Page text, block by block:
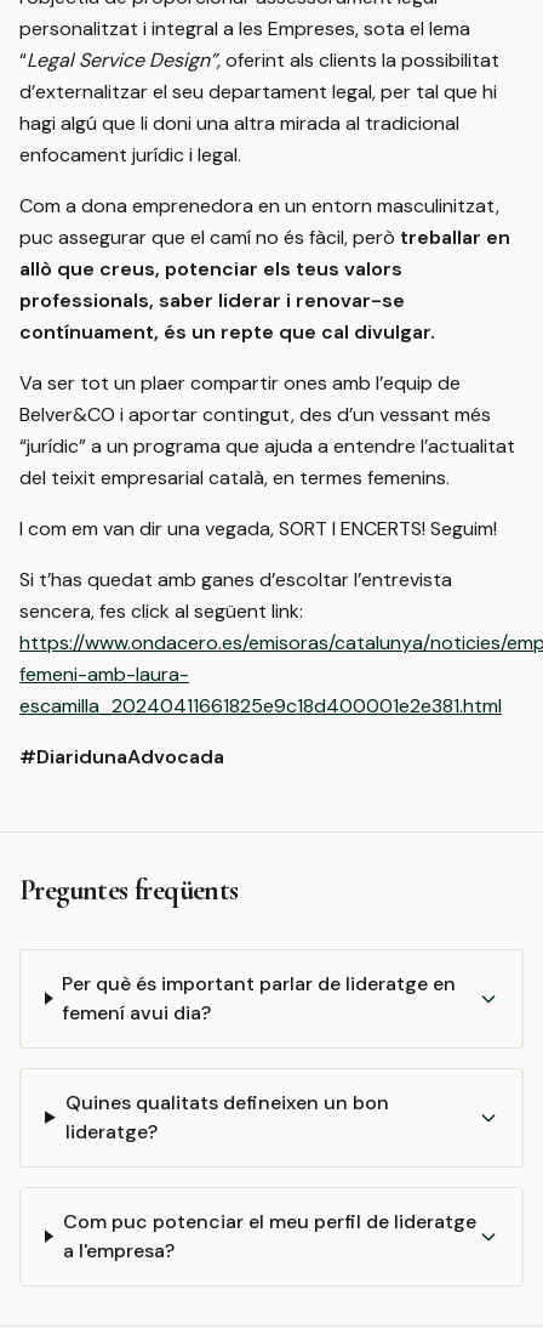
personalitzat i integral a les Empreses, sota el lema
“Legal Service Design”,oferint als clients la possibilitat
d’externalitzar el seu departament legal, per tal que hi
hagi algú que li doni una altra mirada al tradicional
enfocament jurídic i legal.
Com a dona emprenedora en un entorn masculinitzat,
puc assegurar que el camí no és fàcil, però treballar en
allò que creus, potenciar els teus valors
professionals, saber liderar i renovar-se
contínuament, és un repte que cal divulgar.
Va ser tot un plaer compartir ones amb l’equip de
Belver&CO i aportar contingut, des d’un vessant més
“jurídic” a un programa que ajuda a entendre l’actualitat
del teixit empresarial català, en termes femenins.
I com em van dir una vegada, SORT I ENCERTS! Seguim!
Si t’has quedat amb ganes d’escoltar l’entrevista
sencera, fes click al següent link:
https://www.ondacero.es/emisoras/catalunya/noticies/
femeni-amb-laura-
escamilla_20240411661825e9c18d400001e2e381.html
#DiaridunaAdvocada
Preguntes freqüents
Per què és important parlar de lideratge en
femení avui dia?
Quines qualitats defineixen un bon
lideratge?
Com puc potenciar el meu perfil de lideratge
a l'empresa?